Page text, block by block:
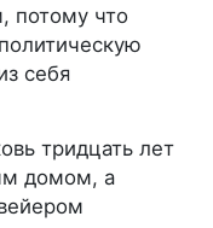
потому что
себя
тридцать лет
домом, а